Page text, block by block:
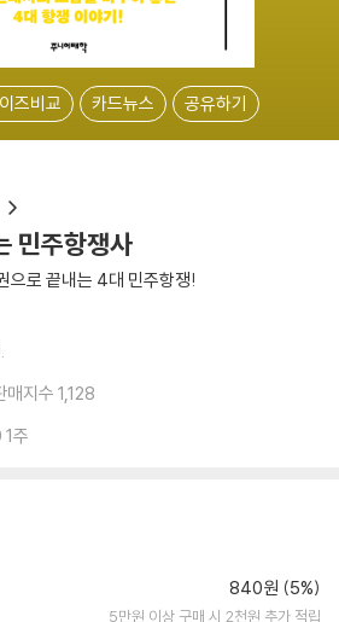
즈비교 카드뉴스 공유하기
민주항쟁사
으로 끝내는 4대 민주항쟁!
매지수 1,128
주
840원 (5%)
5만원 이상 구매 시 2천원 추가 적립